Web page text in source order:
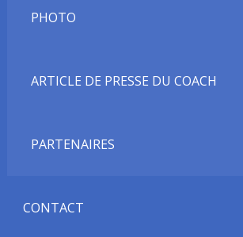
PHOTO
ARTICLE DE PRESSE DU COACH
PARTENAIRES
CONTACT